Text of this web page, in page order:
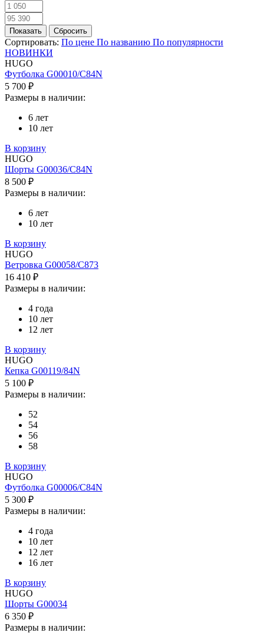
Сортировать: По цене По названию По популярности
НОВИНКИ
HUGO
Футболка G00010/C84N
5 700 ₽
Размеры в наличии:
6 лет
10 лет
В корзину
HUGO
Шорты G00036/C84N
8 500 ₽
Размеры в наличии:
6 лет
10 лет
В корзину
HUGO
Ветровка G00058/C873
16 410 ₽
Размеры в наличии:
4 года
10 лет
12 лет
В корзину
HUGO
Кепка G00119/84N
5 100 ₽
Размеры в наличии:
52
54
56
58
В корзину
HUGO
Футболка G00006/C84N
5 300 ₽
Размеры в наличии:
4 года
10 лет
12 лет
16 лет
В корзину
HUGO
Шорты G00034
6 350 ₽
Размеры в наличии: